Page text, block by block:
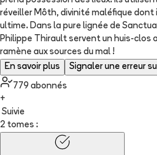
réveiller Môth, divinité maléfique
ultime. Dans la pure lignée de
Philippe Thirault servent un huis-clos
ramène aux sources du mal !
En savoir plus
Signaler une erreur
779 abonnés
+
Suivie
2 tomes :